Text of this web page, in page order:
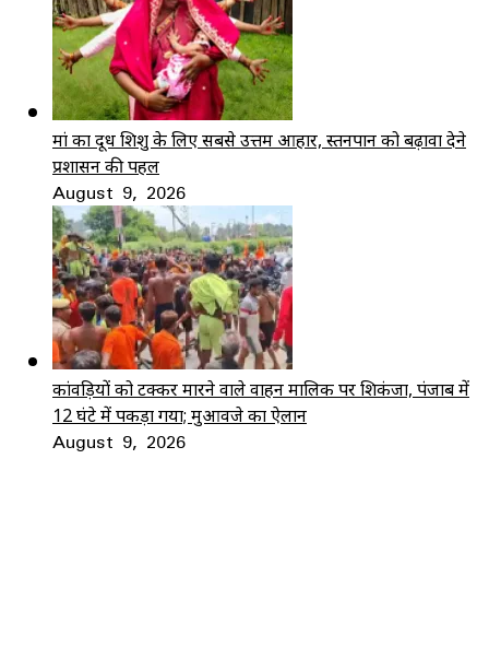
मां का दूध शिशु के लिए सबसे उत्तम आहार, स्तनपान को बढ़ावा देने
प्रशासन की पहल
August 9, 2026
कांवड़ियों को टक्कर मारने वाले वाहन मालिक पर शिकंजा, पंजाब में
12 घंटे में पकड़ा गया; मुआवजे का ऐलान
August 9, 2026